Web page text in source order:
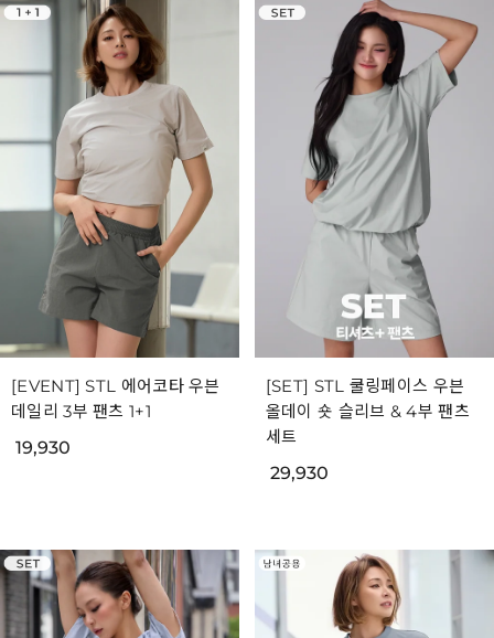
[EVENT] STL 에어코타 우븐
데일리 3부 팬츠 1+1
19,930
[SET] STL 쿨링페이스 우븐
올데이 숏 슬리브 & 4부 팬츠
세트
29,930